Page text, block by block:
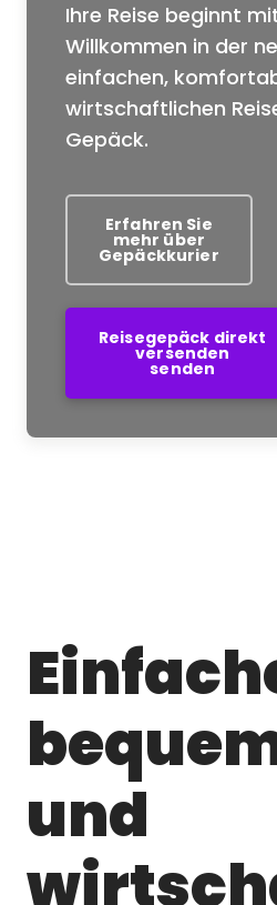
Ihre Reise beginnt
Willkommen in der
einfachen,
wirtschaftlichen
Gepäck.
Erfahren Sie
mehr über
Gepäckkurier
Reisegepäck direkt
versenden
senden
und